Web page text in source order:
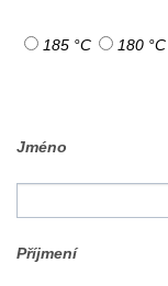
185 °C 180 °C
Jméno
Příjmení